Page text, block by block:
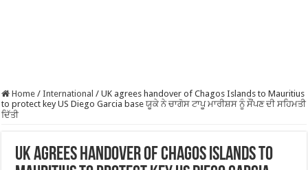
Home / International / UK agrees handover of Chagos Islands to Mauritius
to protect key US Diego Garcia base ਯੂਕੇ ਨੇ ਚਾਗੋਸ ਟਾਪੂ ਮਾਰੀਸ਼ਸ ਨੂੰ ਸੌਂਪਣ ਦੀ ਸਹਿਮਤੀ
ਦਿੱਤੀ
UK agrees handover of Chagos Islands to